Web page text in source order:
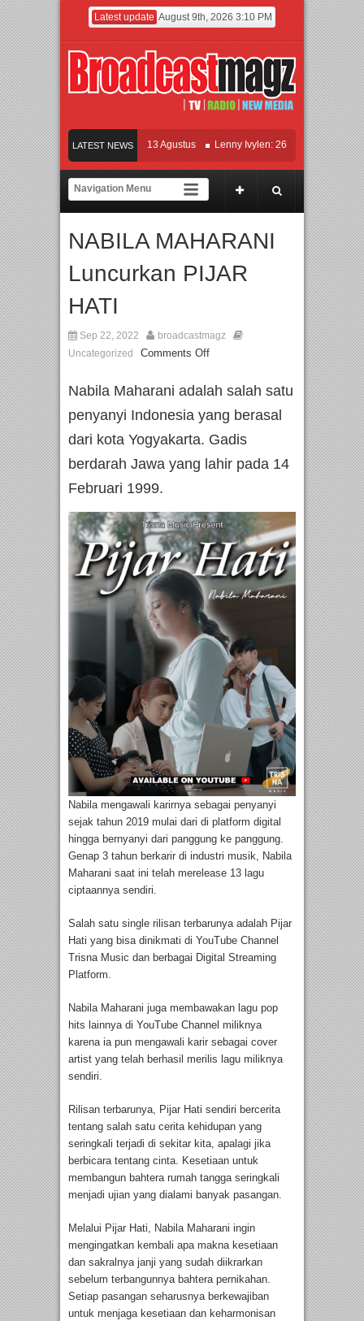
Latest update August 9th, 2026 3:10 PM
LATEST NEWS
MEJIK Siap Tayang 13 Agustus Lenny Ivylen: 26 Tahun Jaga
Universitas Agung Podomoro Jalin Kerja Sama Pendidikan dan Riset untuk
NABILA MAHARANI
Luncurkan PIJAR
HATI
Sep 22, 2022
broadcastmagz
Uncategorized
Comments Off
Nabila Maharani adalah salah satu
penyanyi Indonesia yang berasal
dari kota Yogyakarta. Gadis
berdarah Jawa yang lahir pada 14
Februari 1999.
Nabila mengawali karirnya sebagai penyanyi
sejak tahun 2019 mulai dari di platform digital
hingga bernyanyi dari panggung ke panggung.
Genap 3 tahun berkarir di industri musik, Nabila
Maharani saat ini telah merelease 13 lagu
ciptaannya sendiri.
Salah satu single rilisan terbarunya adalah Pijar
Hati yang bisa dinikmati di YouTube Channel
Trisna Music dan berbagai Digital Streaming
Platform.
Nabila Maharani juga membawakan lagu pop
hits lainnya di YouTube Channel miliknya
karena ia pun mengawali karir sebagai cover
artist yang telah berhasil merilis lagu miliknya
sendiri.
Rilisan terbarunya, Pijar Hati sendiri bercerita
tentang salah satu cerita kehidupan yang
seringkali terjadi di sekitar kita, apalagi jika
berbicara tentang cinta. Kesetiaan untuk
membangun bahtera rumah tangga seringkali
menjadi ujian yang dialami banyak pasangan.
Melalui Pijar Hati, Nabila Maharani ingin
mengingatkan kembali apa makna kesetiaan
dan sakralnya janji yang sudah diikrarkan
sebelum terbangunnya bahtera pernikahan.
Setiap pasangan seharusnya berkewajiban
untuk menjaga kesetiaan dan keharmonisan